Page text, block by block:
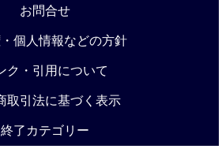
お問合せ
個人情報などの方針
ク・引用について
取引法に基づく表示
終了カテゴリー